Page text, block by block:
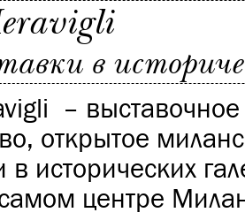
в
– выставочное
открытое
в исторических
центре